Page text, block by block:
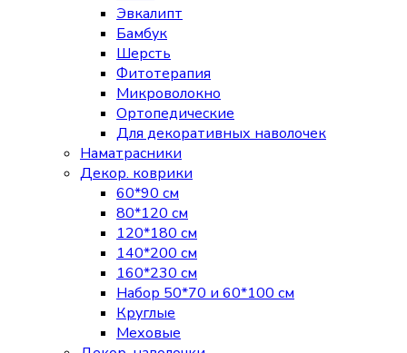
Эвкалипт
Бамбук
Шерсть
Фитотерапия
Микроволокно
Ортопедические
Для декоративных наволочек
Наматрасники
Декор. коврики
60*90 см
80*120 см
120*180 см
140*200 см
160*230 см
Набор 50*70 и 60*100 см
Круглые
Меховые